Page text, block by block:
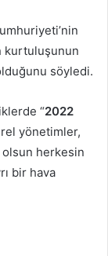
kurtuluşunun
söyledi.
“2022
yönetimler,
herkesin
bir hava